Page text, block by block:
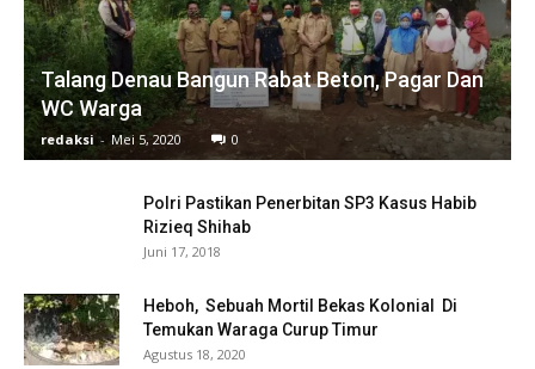
Talang Denau Bangun Rabat Beton, Pagar Dan
WC Warga
redaksi - Mei 5, 2020 0
Polri Pastikan Penerbitan SP3 Kasus Habib
Rizieq Shihab
Juni 17, 2018
Heboh, Sebuah Mortil Bekas Kolonial Di
Temukan Waraga Curup Timur
Agustus 18, 2020